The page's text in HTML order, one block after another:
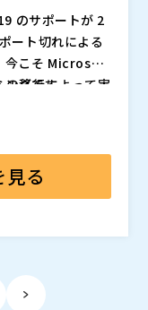
のサポートが 2
ート切れによる
今こそ Microsoft
グです。
移行によって実
削減」「セキュ
す。ットワールド
ます。 販売パ
ご参加ください。
果的に行いたい
伝えたい
見る